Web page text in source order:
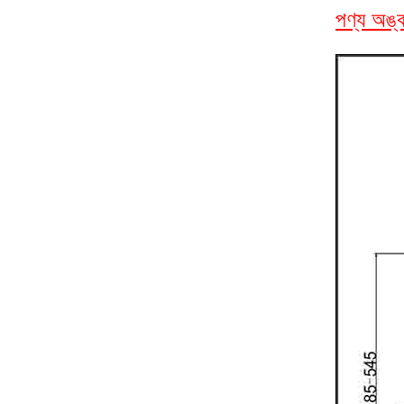
পণ্য